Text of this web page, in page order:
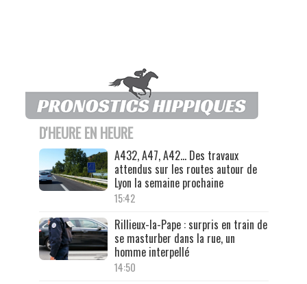
D'HEURE EN HEURE
A432, A47, A42… Des travaux
attendus sur les routes autour de
Lyon la semaine prochaine
15:42
Rillieux-la-Pape : surpris en train de
se masturber dans la rue, un
homme interpellé
14:50